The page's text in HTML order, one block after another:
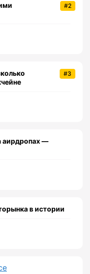
#2
#3
аирдропах —
в истории